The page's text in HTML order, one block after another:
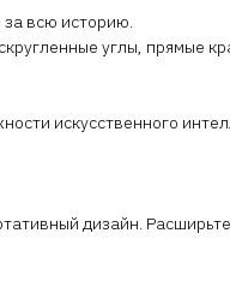
всю историю.
углы, прямые
искусственного
дизайн.